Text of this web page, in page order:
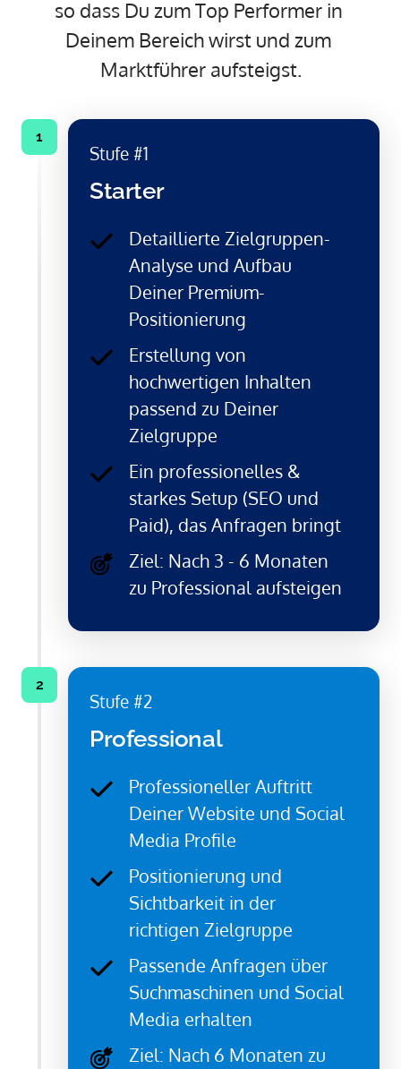
so dass Du zum Top Performer in
Deinem Bereich wirst und zum
Marktführer aufsteigst.
1
Stufe #1
Starter
Detaillierte Zielgruppen-
Analyse und Aufbau
Deiner Premium-
Positionierung
Erstellung von
hochwertigen Inhalten
passend zu Deiner
Zielgruppe
Ein professionelles &
starkes Setup (SEO und
Paid), das Anfragen bringt
Ziel: Nach 3 - 6 Monaten
zu Professional aufsteigen
2
Stufe #2
Professional
Professioneller Auftritt
Deiner Website und Social
Media Profile
Positionierung und
Sichtbarkeit in der
richtigen Zielgruppe
Passende Anfragen über
Suchmaschinen und Social
Media erhalten
Ziel: Nach 6 Monaten zu